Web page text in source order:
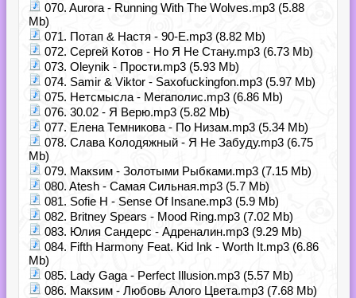
070. Aurora - Running With The Wolves.mp3 (5.88
Mb)
071. Потап & Настя - 90-Е.mp3 (8.82 Mb)
072. Сергей Котов - Но Я Не Стану.mp3 (6.73 Mb)
073. Oleynik - Прости.mp3 (5.93 Mb)
074. Samir & Viktor - Saxofuckingfon.mp3 (5.97 Mb)
075. Нетсмысла - Мегаполис.mp3 (6.86 Mb)
076. 30.02 - Я Верю.mp3 (5.82 Mb)
077. Елена Темникова - По Низам.mp3 (5.34 Mb)
078. Слава Колодяжный - Я Не Забуду.mp3 (6.75
Mb)
079. Макsим - Золотыми Рыбками.mp3 (7.15 Mb)
080. Atesh - Самая Сильная.mp3 (5.7 Mb)
081. Sofie H - Sense Of Insane.mp3 (5.9 Mb)
082. Britney Spears - Mood Ring.mp3 (7.02 Mb)
083. Юлия Сандерс - Адреналин.mp3 (9.29 Mb)
084. Fifth Harmony Feat. Kid Ink - Worth It.mp3 (6.86
Mb)
085. Lady Gaga - Perfect Illusion.mp3 (5.57 Mb)
086. Макsим - Любовь Алого Цвета.mp3 (7.68 Mb)